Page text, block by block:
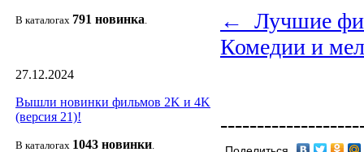
В каталогах 791 новинка.
27.12.2024
Вышли новинки фильмов 2K и 4K
(версия 21)!
В каталогах 1043 новинки.
← Лучшие
Комедии и